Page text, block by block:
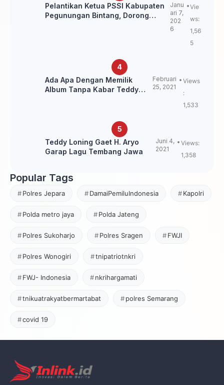
Pelantikan Ketua PSSI Kabupaten
Pegunungan Bintang, Dorong
Janu
ari 7,
202
6
Vie
ws:
1,56
5
Ada Apa Dengan Memilik
Album Tanpa Kabar Teddy
Februari
25, 2021
Views
:
1,533
Teddy Loning Gaet H. Aryo
Garap Lagu Tembang Jawa
Juni 4,
2021
Views:
1,358
Popular Tags
Polres Jepara DamaiPemiluIndonesia Kapolri
Polda metro jaya Polda Jateng
Polres Sukoharjo Polres Sragen FWJI
Polres Wonogiri tnipatriotnkri
FWJ- Indonesia nkrihargamati
tnikuatrakyatbermartabat polres Semarang
covid 19